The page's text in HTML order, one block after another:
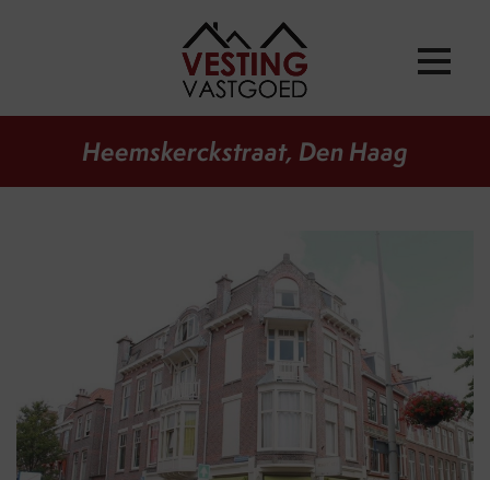
Heemskerckstraat, Den Haag
vorige